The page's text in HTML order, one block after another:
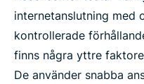
internetanslutning med
kontrollerade
finns några yttre
De använder snabba